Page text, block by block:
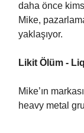
daha önce
Mike,
yaklaşıyor.
Likit Ölüm -
Mike’ın
heavy metal